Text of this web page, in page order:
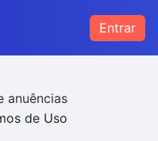
Entrar
anuências
de Uso